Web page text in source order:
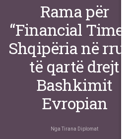
Rama për
“Financial Times”:
Shqipëria në rrugë
të qartë drejt
Bashkimit
Evropian
Nga Tirana Diplomat